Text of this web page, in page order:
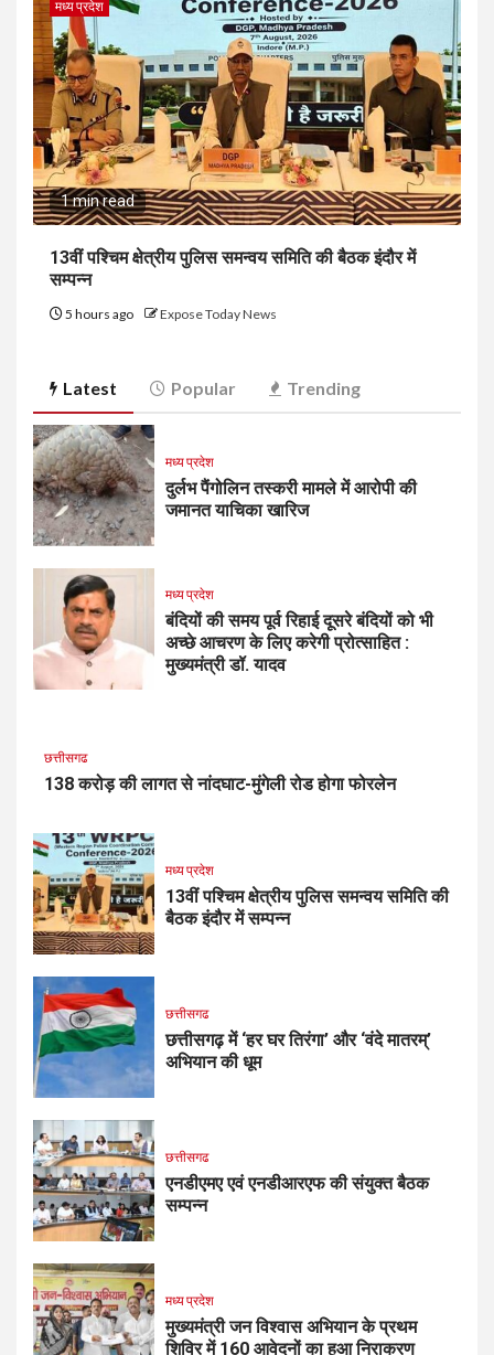
मध्य प्रदेश
1 min read
13वीं पश्चिम क्षेत्रीय पुलिस समन्वय समिति की बैठक इंदौर में
सम्पन्न
5 hours ago Expose Today News
Latest Popular Trending
मध्य प्रदेश
दुर्लभ पैंगोलिन तस्करी मामले में आरोपी की
जमानत याचिका खारिज
मध्य प्रदेश
बंदियों की समय पूर्व रिहाई दूसरे बंदियों को भी
अच्छे आचरण के लिए करेगी प्रोत्साहित :
मुख्यमंत्री डॉ. यादव
छत्तीसगढ
138 करोड़ की लागत से नांदघाट-मुंगेली रोड होगा फोरलेन
मध्य प्रदेश
13वीं पश्चिम क्षेत्रीय पुलिस समन्वय समिति की
बैठक इंदौर में सम्पन्न
छत्तीसगढ
छत्तीसगढ़ में ‘हर घर तिरंगा’ और ‘वंदे मातरम्’
अभियान की धूम
छत्तीसगढ
एनडीएमए एवं एनडीआरएफ की संयुक्त बैठक
सम्पन्न
मध्य प्रदेश
मुख्यमंत्री जन विश्वास अभियान के प्रथम
शिविर में 160 आवेदनों का हुआ निराकरण